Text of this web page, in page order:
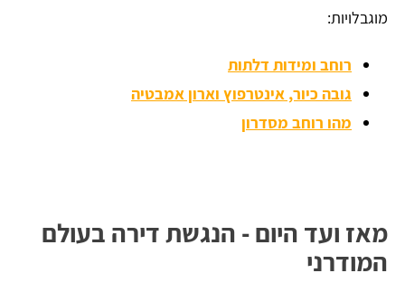
מוגבלויות:
רוחב ומידות דלתות
גובה כיור, אינטרפוץ וארון אמבטיה
מהו רוחב מסדרון
מאז ועד היום - הנגשת דירה בעולם
המודרני